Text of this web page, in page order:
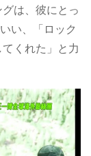
は、彼にとっ
い、「ロック
くれた」と力